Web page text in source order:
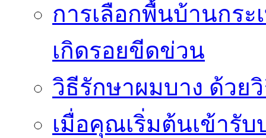
การเลือกพื้นบ้านกร
เกิดรอยขีดข่วน
วิธีรักษาผมบาง ด้วย
เมื่อคุณเริ่มต้นเข้ารั